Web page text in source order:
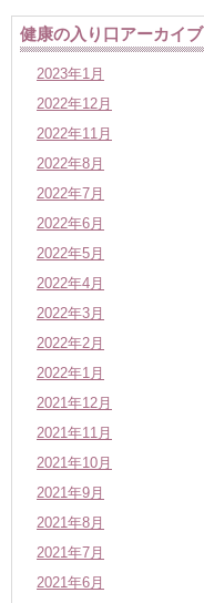
健康の入り口アーカイブ
2023年1月
2022年12月
2022年11月
2022年8月
2022年7月
2022年6月
2022年5月
2022年4月
2022年3月
2022年2月
2022年1月
2021年12月
2021年11月
2021年10月
2021年9月
2021年8月
2021年7月
2021年6月